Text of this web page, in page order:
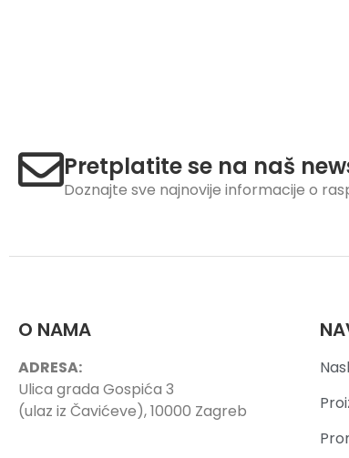
Pretplatite se na naš
Doznajte sve najnovije informacije o
O NAMA
ADRESA:
Ulica grada Gospića 3
(ulaz iz Čavićeve), 10000 Zagreb